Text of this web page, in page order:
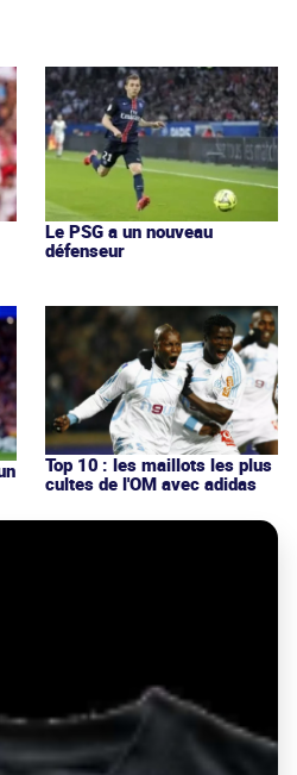
Le PSG a un nouveau
défenseur
Top 10 : les maillots les plus
cultes de l'OM avec adidas